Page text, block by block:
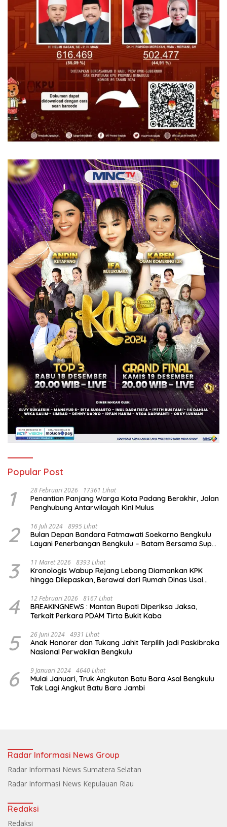
Popular Post
1 28 Februari 2026 17361 Lihat
Penantian Panjang Warga Kota Padang Berakhir, Jalan
Penghubung Antarwilayah Kini Mulus
2 16 Juli 2024 8995 Lihat
Bulan Depan Bandara Fatmawati Soekarno Bengkulu
Layani Penerbangan Bengkulu – Batam Bersama Super
3 11 Maret 2026 8393 Lihat
Kronologis Wabup Rejang Lebong Diamankan KPK
hingga Dilepaskan, Berawal dari Rumah Dinas Usai
4 12 Februari 2026 8167 Lihat
BREAKINGNEWS : Mantan Bupati Diperiksa Jaksa,
Terkait Perkara PDAM Tirta Bukit Kaba
5 26 Juni 2024 4931 Lihat
Anak Honorer dan Tukang Jahit Terpilih jadi Paskibraka
Nasional Perwakilan Bengkulu
6 9 Januari 2024 4640 Lihat
Mulai Januari, Truk Angkutan Batu Bara Asal Bengkulu
Tak Lagi Angkut Batu Bara Jambi
Radar Informasi News Group
Radar Informasi News Sumatera Selatan
Radar Informasi News Kepulauan Riau
Redaksi
Redaksi